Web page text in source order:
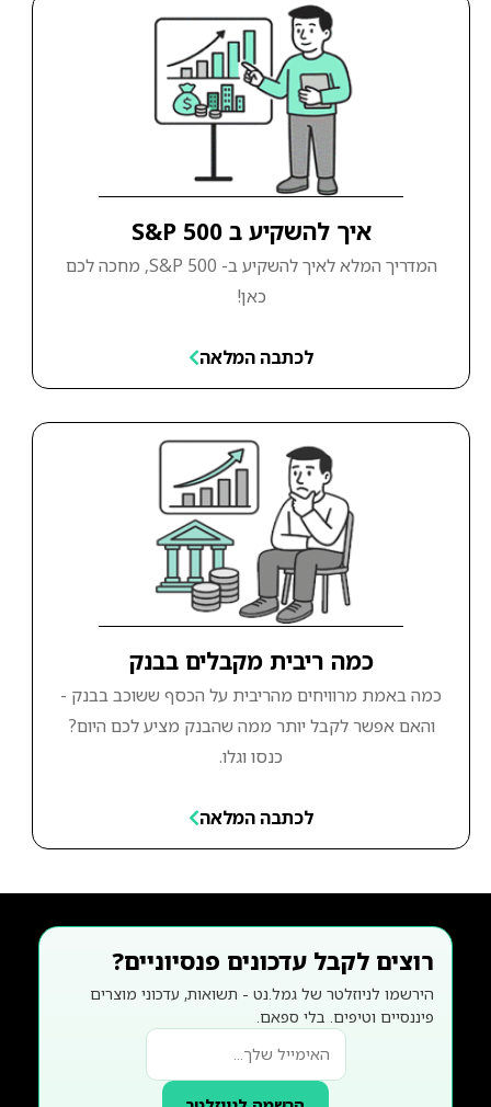
איך להשקיע ב S&P 500
המדריך המלא לאיך להשקיע ב- S&P 500, מחכה לכם
כאן!
לכתבה המלאה
כמה ריבית מקבלים בבנק
כמה באמת מרוויחים מהריבית על הכסף ששוכב בבנק -
והאם אפשר לקבל יותר ממה שהבנק מציע לכם היום?
כנסו וגלו.
לכתבה המלאה
רוצים לקבל עדכונים פנסיוניים?
הירשמו לניוזלטר של גמל.נט - תשואות, עדכוני מוצרים
פיננסיים וטיפים. בלי ספאם.